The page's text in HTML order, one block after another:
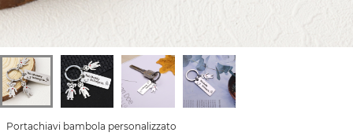
Portachiavi bambola personalizzato